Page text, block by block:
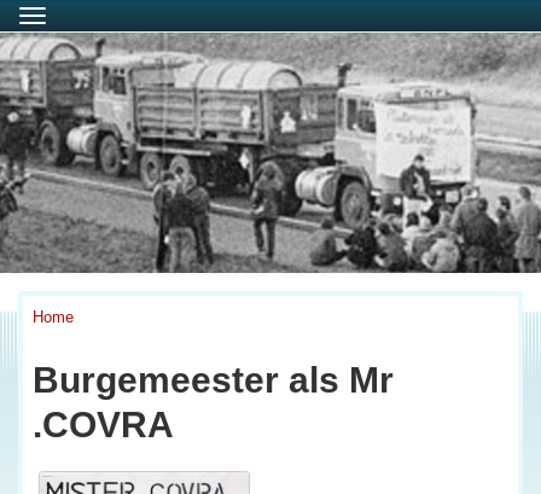
Menu
Home
Burgemeester als Mr
.COVRA